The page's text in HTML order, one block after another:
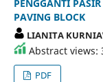
PENGGANTI
PAVING BLOCK
LIANITA
Abstract views:
PDF